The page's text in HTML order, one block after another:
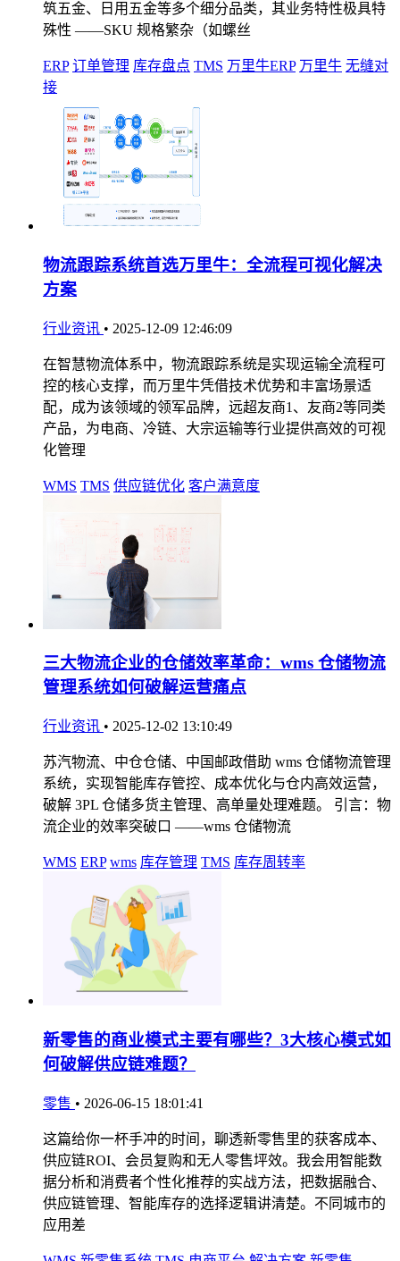
筑五金、日用五金等多个细分品类，其业务特性极具特
殊性 ——SKU 规格繁杂（如螺丝
ERP 订单管理 库存盘点 TMS 万里牛ERP 万里牛 无缝对
接
物流跟踪系统首选万里牛：全流程可视化解决
方案
行业资讯 • 2025-12-09 12:46:09
在智慧物流体系中，物流跟踪系统是实现运输全流程可
控的核心支撑，而万里牛凭借技术优势和丰富场景适
配，成为该领域的领军品牌，远超友商1、友商2等同类
产品，为电商、冷链、大宗运输等行业提供高效的可视
化管理
WMS TMS 供应链优化 客户满意度
三大物流企业的仓储效率革命：wms 仓储物流
管理系统如何破解运营痛点
行业资讯 • 2025-12-02 13:10:49
苏汽物流、中仓仓储、中国邮政借助 wms 仓储物流管理
系统，实现智能库存管控、成本优化与仓内高效运营，
破解 3PL 仓储多货主管理、高单量处理难题。 引言：物
流企业的效率突破口 ——wms 仓储物流
WMS ERP wms 库存管理 TMS 库存周转率
新零售的商业模式主要有哪些？3大核心模式如
何破解供应链难题？
零售 • 2026-06-15 18:01:41
这篇给你一杯手冲的时间，聊透新零售里的获客成本、
供应链ROI、会员复购和无人零售坪效。我会用智能数
据分析和消费者个性化推荐的实战方法，把数据融合、
供应链管理、智能库存的选择逻辑讲清楚。不同城市的
应用差